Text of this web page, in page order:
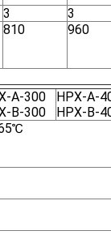
3
3
810 960
A-300
B-300
HPX-A-
HPX-B-